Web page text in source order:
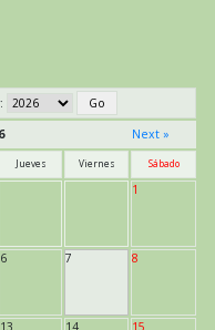
Next »
Jueves Viernes Sábado
1
6 7 8